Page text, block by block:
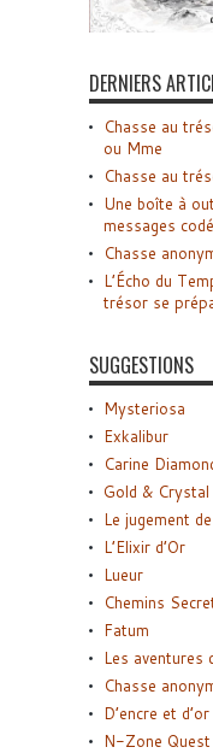
DERNIERS
Chasse au
ou Mme
Chasse au
Une boîte à
messages
Chasse
L’Écho du
trésor se
SUGGESTIONS
Mysteriosa
Exkalibur
Carine
Gold & Crystal
Le jugement
L’Elixir d’Or
Lueur
Chemins
Fatum
Les aventures
Chasse
D’encre et d’or
N-Zone Quest